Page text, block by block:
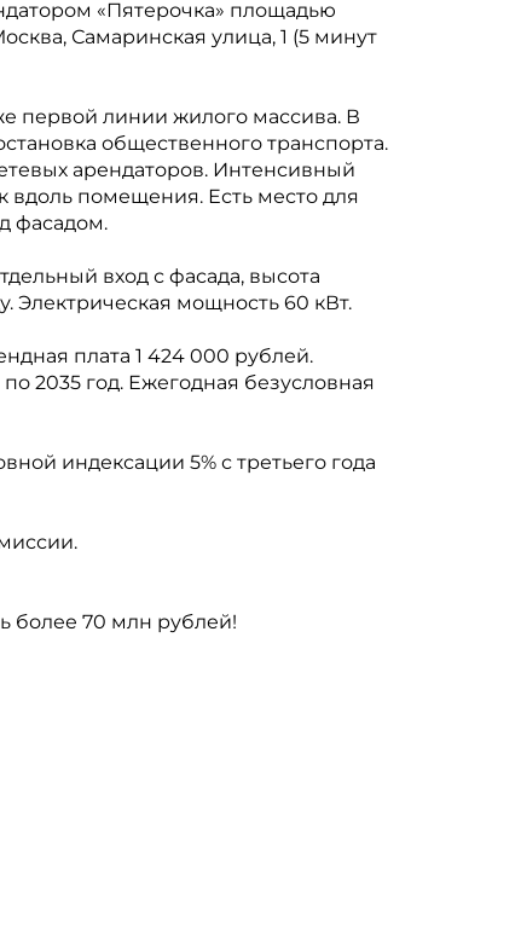
«Пятерочка» площадью
Самаринская улица, 1 (5 минут
первой линии жилого массива. В
общественного транспорта.
арендаторов. Интенсивный
помещения. Есть место для
фасадом.
вход с фасада, высота
Электрическая мощность 60 кВт.
плата 1 424 000 рублей.
2035 год. Ежегодная безусловная
индексации 5% с третьего года
более 70 млн рублей!